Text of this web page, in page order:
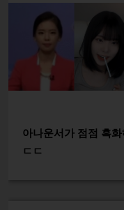
아나운서가 점점 흑
ㄷㄷ